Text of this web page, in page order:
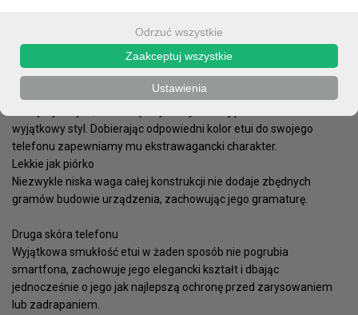
Galaxy S9+, nadające mu oryginalnego wyglądu, zachowując
jednocześnie troskę o jego bezpieczeństwo.
Zabłyśnij!
Specjalna warstwa brokatu dostępna w kliku wersjach
wyjątkowy styl. Dobierając odpowiedni kolor etui do swojego
telefonu zapewniamy mu ekstrawagancki charakter.
Lekkie jak piórko
Niezwykle niska waga całej konstrukcji nie dodaje zbędnych
gramów budowie urządzenia, zachowując jego gramaturę.
Druga skóra telefonu
Wyjątkowa smukłość etui w żaden sposób nie pogrubia
smartfona, zachowuje jego elegancki kształt i dbając
jednocześnie o jego jak najlepszą ochronę przed zarysowaniem
lub zadrapaniem.
Odrzuć wszystkie
Zaakceptuj wszystkie
Ustawienia